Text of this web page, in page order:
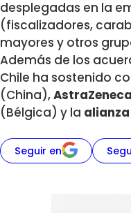
desplegadas en la
(fiscalizadores,
mayores y otros
Además de los
Chile ha sostenido
(China),AstraZeneca
(Bélgica) y la
Seguir en